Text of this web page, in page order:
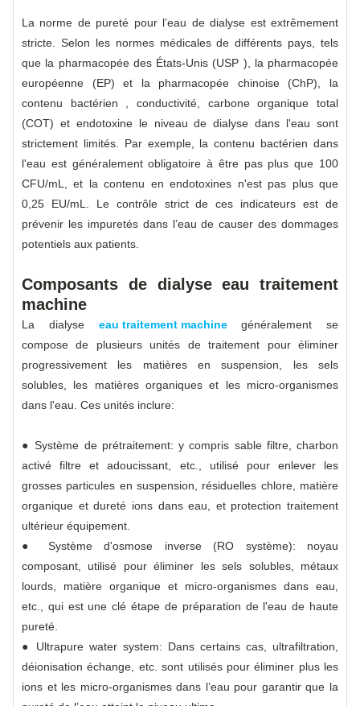
La norme de pureté pour l’eau de dialyse est extrêmement
stricte. Selon les normes médicales de différents pays, tels
que la pharmacopée des États-Unis (USP ), la pharmacopée
européenne (EP) et la pharmacopée chinoise (ChP), la
contenu bactérien , conductivité, carbone organique total
(COT) et endotoxine le niveau de dialyse dans l'eau sont
strictement limités. Par exemple, la contenu bactérien dans
l'eau est généralement obligatoire à être pas plus que 100
CFU/mL, et la contenu en endotoxines n'est pas plus que
0,25 EU/mL. Le contrôle strict de ces indicateurs est de
prévenir les impuretés dans l’eau de causer des dommages
potentiels aux patients.
Composants de dialyse eau traitement
machine
La dialyse eau traitement machinegénéralement se
compose de plusieurs unités de traitement pour éliminer
progressivement les matières en suspension, les sels
solubles, les matières organiques et les micro-organismes
dans l'eau. Ces unités inclure:
● Système de prétraitement: y compris sable filtre, charbon
activé filtre et adoucissant, etc., utilisé pour enlever les
grosses particules en suspension, résiduelles chlore, matière
organique et dureté ions dans eau, et protection traitement
ultérieur équipement.
● Système d'osmose inverse (RO système): noyau
composant, utilisé pour éliminer les sels solubles, métaux
lourds, matière organique et micro-organismes dans eau,
etc., qui est une clé étape de préparation de l'eau de haute
pureté.
● Ultrapure water system: Dans certains cas, ultrafiltration,
déionisation échange, etc. sont utilisés pour éliminer plus les
ions et les micro-organismes dans l’eau pour garantir que la